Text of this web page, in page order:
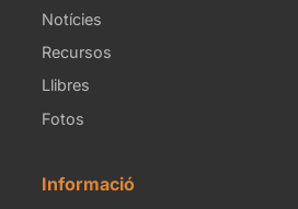
Notícies
Recursos
Llibres
Fotos
Informació